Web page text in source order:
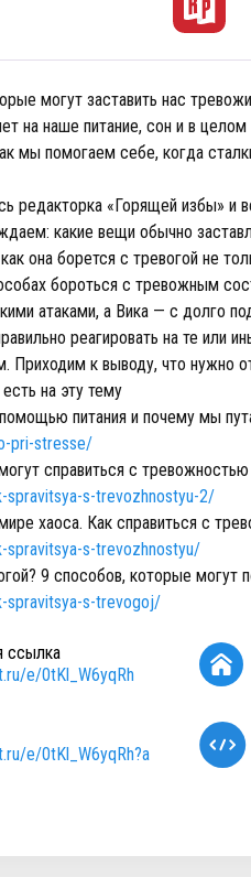
могут заставить нас
на наше питание, сон и в
мы помогаем себе, когда
редакторка «Горящей избы»
какие вещи обычно
она борется с тревогой не
бороться с тревожным
атаками, а Вика — с долго
реагировать на те или
Приходим к выводу, что нужно
на эту тему
питания и почему мы
pri-stresse/
справиться с
spravitsya-s-trevozhnostyu-2/
хаоса. Как справиться с
spravitsya-s-trevozhnostyu/
9 способов, которые могут
spravitsya-s-trevogoj/
ссылка
e/0tKl_W6yqRh
e/0tKl_W6yqRh?a